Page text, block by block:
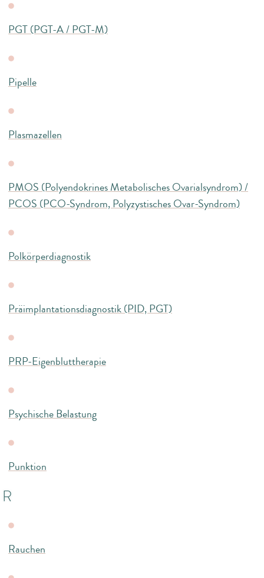
PGT (PGT-A / PGT-M)
Pipelle
Plasmazellen
PMOS (Polyendokrines Metabolisches Ovarialsyndrom) /
PCOS (PCO-Syndrom, Polyzystisches Ovar-Syndrom)
Polkörperdiagnostik
Präimplantationsdiagnostik (PID, PGT)
PRP-Eigenbluttherapie
Psychische Belastung
Punktion
R
Rauchen